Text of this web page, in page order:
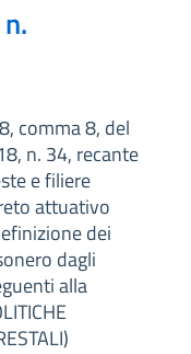
comma 8, del
n. 34, recante
e filiere
attuativo
dei
dagli
alla